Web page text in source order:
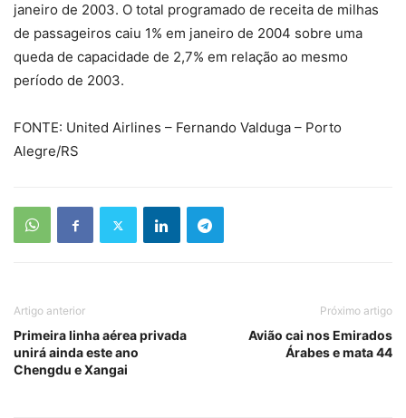
janeiro de 2003. O total programado de receita de milhas
de passageiros caiu 1% em janeiro de 2004 sobre uma
queda de capacidade de 2,7% em relação ao mesmo
período de 2003.
FONTE: United Airlines – Fernando Valduga – Porto
Alegre/RS
Artigo anterior
Primeira linha aérea privada
unirá ainda este ano
Chengdu e Xangai
Próximo artigo
Avião cai nos Emirados
Árabes e mata 44